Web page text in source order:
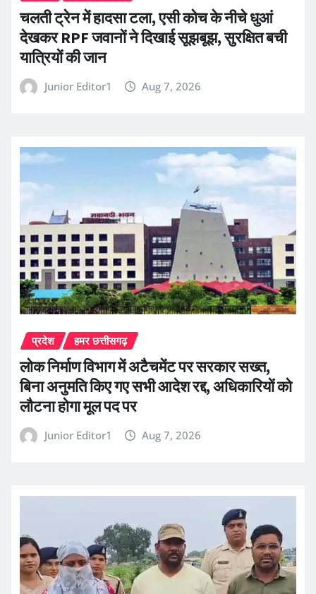
चलती ट्रेन में हादसा टला, एसी कोच के नीचे धुआं
देखकर RPF जवानों ने दिखाई सूझबूझ, सुरक्षित बची
यात्रियों की जान
Junior Editor1 Aug 7, 2026
प्रदेश हमर छत्तीसगढ़
लोक निर्माण विभाग में अटैचमेंट पर सरकार सख्त,
बिना अनुमति किए गए सभी आदेश रद्द, अधिकारियों को
लौटना होगा मूल पद पर
Junior Editor1 Aug 7, 2026